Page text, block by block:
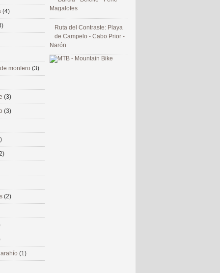
Magalofes
Ruta del Contraste: Playa
de Campelo - Cabo Prior -
Narón
(4)
monfero (3)
(3)
(3)
(2)
(1)